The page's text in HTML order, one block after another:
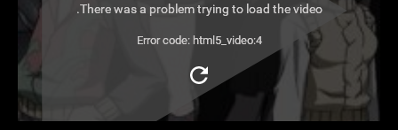
There was a problem trying to load the video.
Error code: html5_video:4